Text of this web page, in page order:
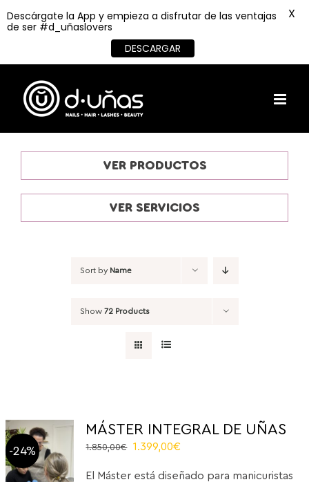
content
VER PRODUCTOS
VER SERVICIOS
Sort by Name
Show 72 Products
-24%
MÁSTER INTEGRAL DE UÑAS
1.850,00€
Original
was:
1.399,00€
is:
El Máster está diseñado para manicuristas
Descárgate la App y empieza a disfrutar de las ventajas
de ser #d_uñaslovers
DESCARGAR
X